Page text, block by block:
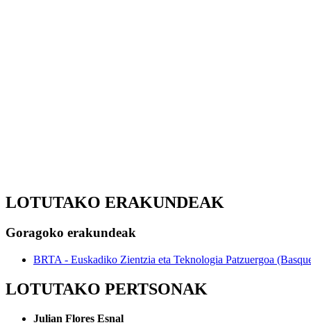
LOTUTAKO ERAKUNDEAK
Goragoko erakundeak
BRTA - Euskadiko Zientzia eta Teknologia Patzuergoa
LOTUTAKO PERTSONAK
Julian Flores Esnal